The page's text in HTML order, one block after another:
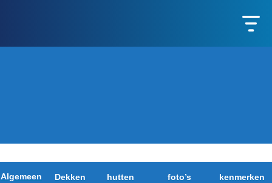
Algemeen Dekken hutten foto’s kenmerken